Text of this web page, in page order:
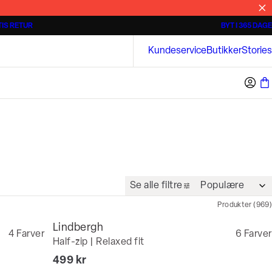
RETUR BYT I 365 DAGE
KundeserviceButikkerStories
Kortærmede skjorter
Bison
Se alle filtre
Produkter (969)
4 Farver
Lindbergh
Half-zip | Relaxed fit
6 Farver
I alt (inkl. rabat)
499 kr